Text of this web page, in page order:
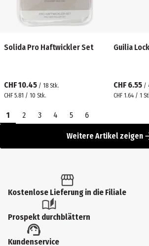
Solida Pro Haftwickler Set
CHF 10.45 / 18 Stk.
CHF 5.81 / 10 Stk.
Guilia
CHF 6.55 /
CHF 1.64 / 1
1 2 3 4 5 6
Weitere Artikel zeigen
Kostenlose Lieferung in die Filiale
Prospekt durchblättern
Kundenservice